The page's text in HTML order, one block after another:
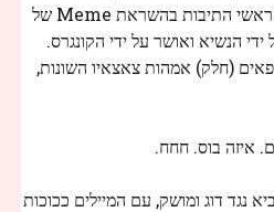
המשפט המחוזי בוושינגטון, והכריע את ראשי התיבות של שם הממשלה של דוג ', " השירות של Doge Us ומעורר את ראשי התיבות בהשראת Meme של
הנשיא ואושר על ידי הקונגרס.
(חלק) אמהות צאצאיו השונות,
איזה בוס. חחח.
דוג ומושק, עם המיילים ככוכות